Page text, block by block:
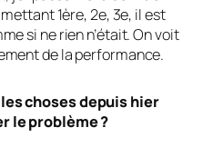
1ère, 2e, 3e, il est
si ne rien n’était. On voit
de la performance.
choses depuis hier
le problème ?